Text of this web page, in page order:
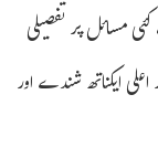
مسائل پر تفصیلی
ایکناتھ شندے اور